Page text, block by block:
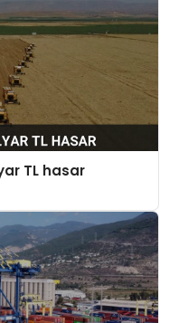
TL hasar